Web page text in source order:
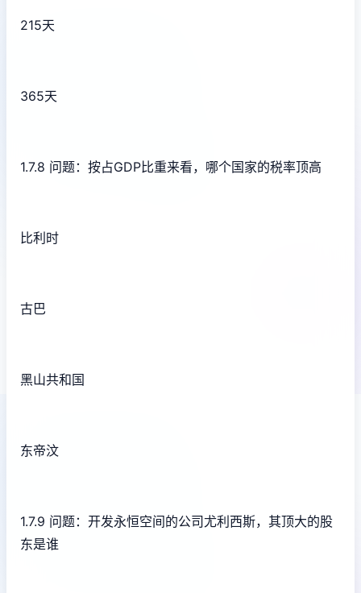
215天
365天
1.7.8 问题：按占GDP比重来看，哪个国家的税率顶高
比利时
古巴
黑山共和国
东帝汶
1.7.9 问题：开发永恒空间的公司尤利西斯，其顶大的股
东是谁